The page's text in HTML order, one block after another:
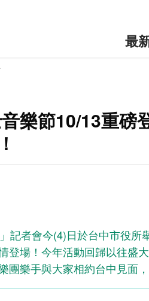
最
樂節10/13重磅
記者會今(4)日於台中市役
登場！今年活動回歸以往盛
團樂手與大家相約台中見面